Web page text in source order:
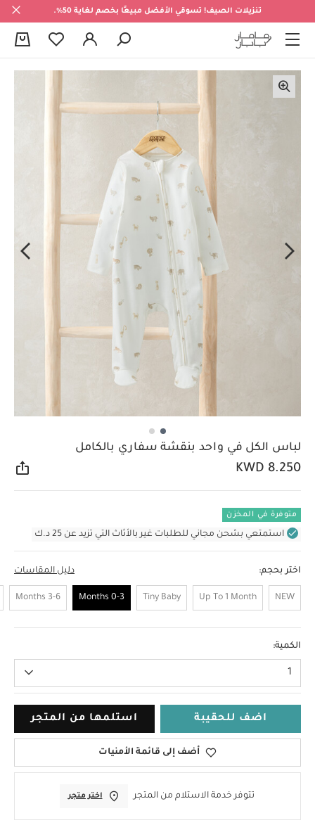
تنزيلات الصيف! تسوقي الأفضل مبيعًا بخصم لغاية 50%.
لباس الكل في واحد بنقشة سفاري بالكامل
KWD 8.250
متوفرة في المخزن
استمتعي بشحن مجاني للطلبات غير بالأثاث التي تزيد عن 25 د.ك
اختر بحجم: دليل المقاسات
NEW
Up To 1 Month
Tiny Baby
0-3 Months
3-6 Months
الكمية:
1
اضف للحقيبة استلمها من المتجر
أضف إلى قائمة الأمنيات
تتوفر خدمة الاستلام من المتجر اختر متجر